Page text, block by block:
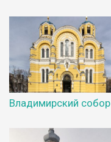
Владимирский собор